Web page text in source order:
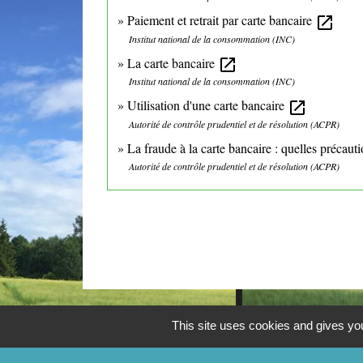
Paiement et retrait par carte bancaire open_in_new
Institut national de la consommation (INC)
La carte bancaire open_in_new
Institut national de la consommation (INC)
Utilisation d'une carte bancaire open_in_new
Autorité de contrôle prudentiel et de résolution (ACPR)
La fraude à la carte bancaire : quelles
Autorité de contrôle prudentiel et de résolution (ACPR)
CONTACTS
This site uses cookies and gives